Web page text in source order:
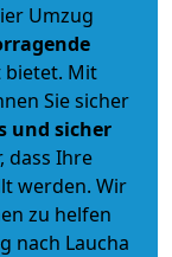
Umzug
bietet. Mit
Sie sicher
und sicher
dass Ihre
werden. Wir
zu helfen
nach Laucha